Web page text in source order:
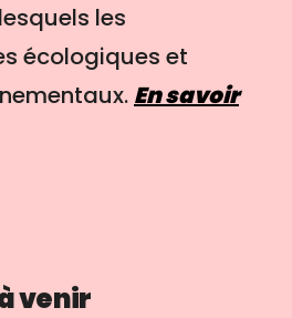
les
écologiques et
En savoir
venir